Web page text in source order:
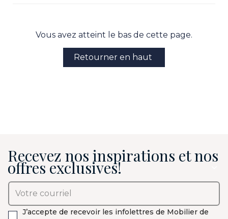
Vous avez atteint le bas de cette page.
Retourner en haut
Recevez nos inspirations et nos
offres exclusives!
J’accepte de recevoir les infolettres de Mobilier de